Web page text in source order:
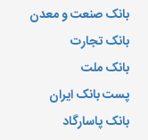
بانک صنعت و معدن
بانک تجارت
بانک ملت
پست بانک ایران
بانک پاسارگاد